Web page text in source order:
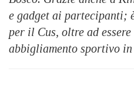
e gadget ai partecipanti;
per il Cus, oltre ad
abbigliamento sportivo